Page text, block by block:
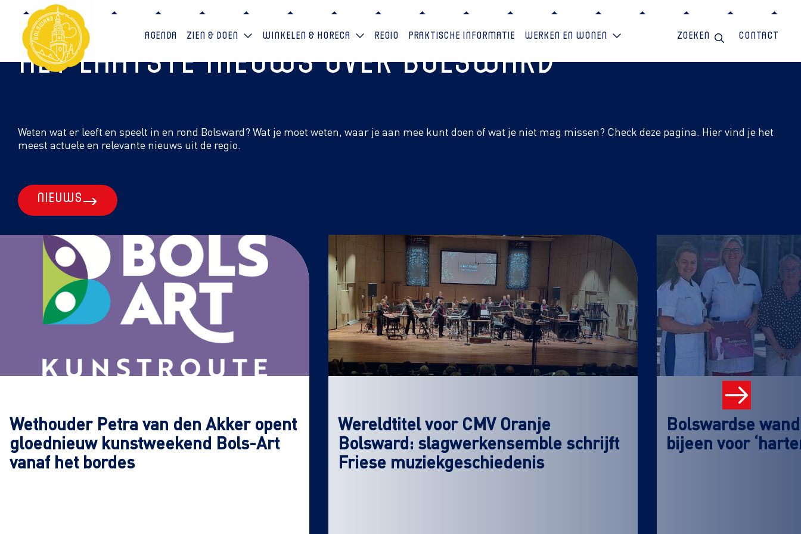
Agenda Zien & doen Winkelen & horeca Regio Praktische informatie Werken en wonen Zoeken Contact
Het laatste nieuws over Bolsward
Weten wat er leeft en speelt in en rond Bolsward? Wat je moet weten, waar je aan mee kunt doen of wat je niet mag missen? Check deze pagina. Hier vind je het
meest actuele en relevante nieuws uit de regio.
Nieuws
Wethouder Petra van den Akker opent
gloednieuw kunstweekend Bols-Art
vanaf het bordes
Wereldtitel voor CMV Oranje
Bolsward: slagwerkensemble schrijft
Friese muziekgeschiedenis
Bolswardse
bijeen voor